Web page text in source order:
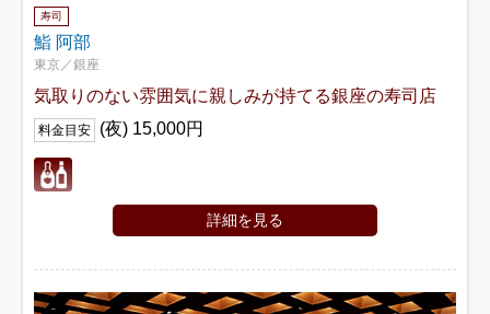
寿司
鮨 阿部
東京／銀座
気取りのない雰囲気に親しみが持てる銀座の寿司店
料金目安 (夜) 15,000円
詳細を見る